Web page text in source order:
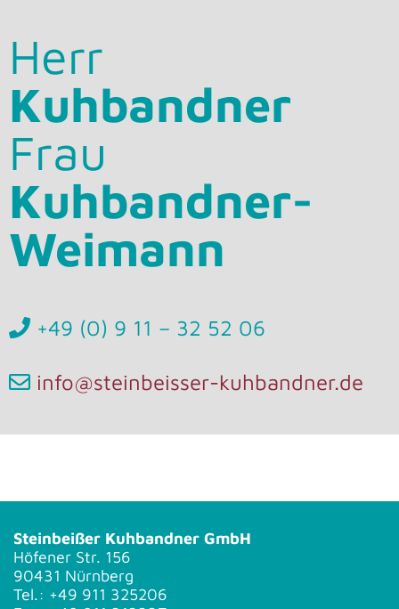
Herr
Kuhbandner
Frau
Kuhbandner-
Weimann
+49 (0) 9 11 – 32 52 06
info@steinbeisser-kuhbandner.de
Steinbeißer Kuhbandner GmbH
Höfener Str. 156
90431 Nürnberg
Tel.: +49 911 325206